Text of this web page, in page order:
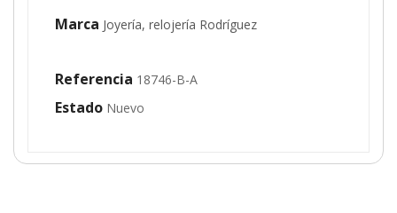
Marca Joyería, relojería Rodríguez
Referencia 18746-B-A
Estado Nuevo